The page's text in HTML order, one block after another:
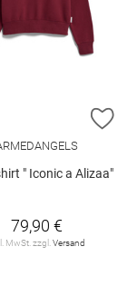
HINZUFÜGEN
" Iconic a Alizaa"
79,90 €
MwSt. zzgl. Versand